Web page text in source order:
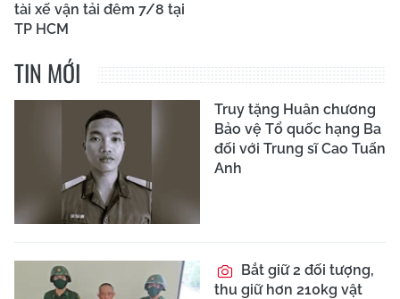
tài xế vận tải đêm 7/8 tại
TP HCM
TIN MỚI
Truy tặng Huân chương
Bảo vệ Tổ quốc hạng Ba
đối với Trung sĩ Cao Tuấn
Anh
Bắt giữ 2 đối tượng,
thu giữ hơn 210kg vật